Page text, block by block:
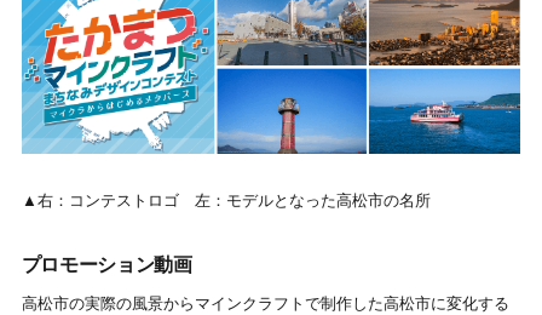
▲右：コンテストロゴ 左：モデルとなった高松市の名所
プロモーション動画
高松市の実際の風景からマインクラフトで制作した高松市に変化する